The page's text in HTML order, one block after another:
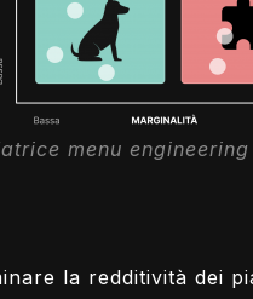
menu engineering
la redditività dei